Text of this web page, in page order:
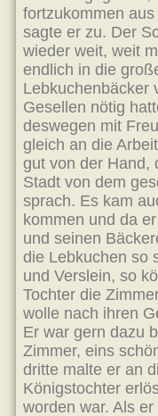
fortzukommen
sagte er zu. Der
wieder weit, weit
endlich in die
Lebkuchenbäcker
Gesellen nötig
deswegen mit
gleich an die
gut von der Hand,
Stadt von dem
sprach. Es kam
kommen und da
und seinen
die Lebkuchen so
und Verslein, so
Tochter die
wolle nach ihren
Er war gern dazu
Zimmer, eins
dritte malte er an
Königstochter
worden war. Als